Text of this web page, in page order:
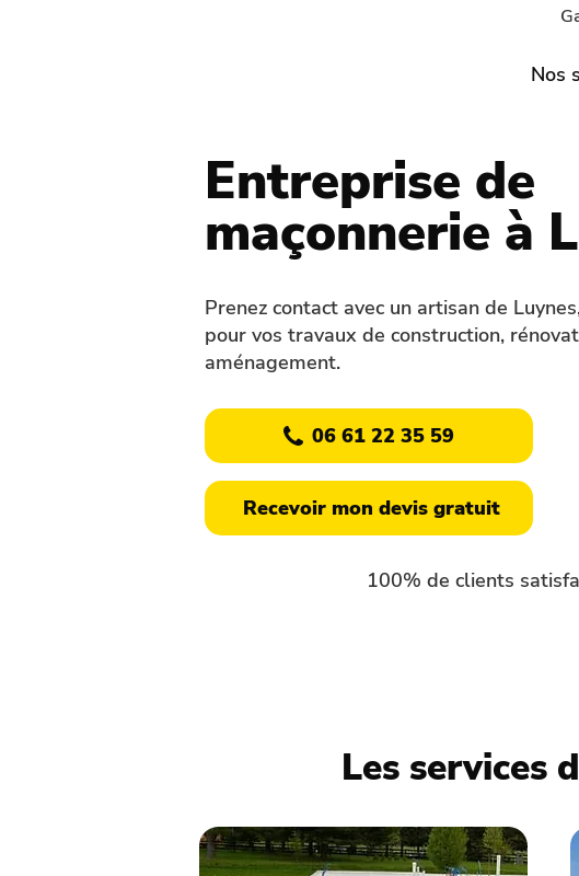
Nos
Entreprise de
maçonnerie à
Prenez contact avec un artisan de
pour vos travaux de construction,
aménagement.
06 61 22 35 59
Recevoir mon devis gratuit
100% de clients
Les services